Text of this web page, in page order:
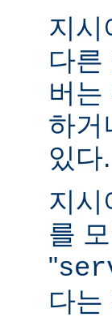
지시
다른
버는
하거
있다.
지시
를
"
다는